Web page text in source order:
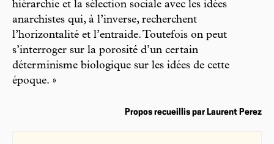
hiérarchie et la sélection sociale avec les idées
anarchistes qui, à l’inverse, recherchent
l’horizontalité et l’entraide. Toutefois on peut
s’interroger sur la porosité d’un certain
déterminisme biologique sur les idées de cette
époque. »
Propos recueillis par Laurent Perez